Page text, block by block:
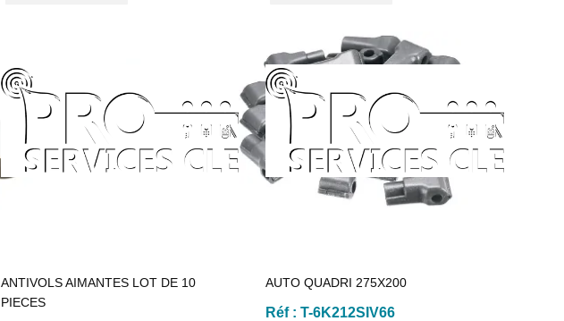
ANTIVOLS AIMANTES LOT DE 10
PIECES
AUTO QUADRI 275X200
Réf :T-6K212SIV66